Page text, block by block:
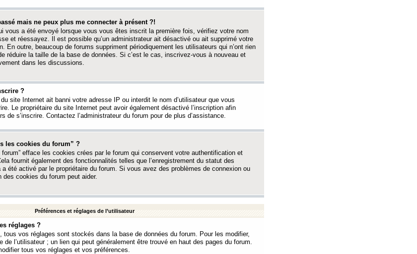
mais ne peux plus me connecter à présent ?!
vous a été envoyé lorsque vous vous êtes inscrit la première fois, vérifiez votre nom
et réessayez. Il est possible qu’un administrateur ait désactivé ou ait supprimé votre
En outre, beaucoup de forums suppriment périodiquement les utilisateurs qui n’ont rien
réduire la taille de la base de données. Si c’est le cas, inscrivez-vous à nouveau et
dans les discussions.
?
site Internet ait banni votre adresse IP ou interdit le nom d’utilisateur que vous
Le propriétaire du site Internet peut avoir également désactivé l’inscription afin
de s’inscrire. Contactez l’administrateur du forum pour de plus d’assistance.
les cookies du forum” ?
efface les cookies crées par le forum qui conservent votre authentification et
fournit également des fonctionnalités telles que l’enregistrement du statut des
été activé par le propriétaire du forum. Si vous avez des problèmes de connexion ou
cookies du forum peut aider.
Préférences et réglages de l’utilisateur
réglages ?
vos réglages sont stockés dans la base de données du forum. Pour les modifier,
de l’utilisateur ; un lien qui peut généralement être trouvé en haut des pages du forum.
tous vos réglages et vos préférences.